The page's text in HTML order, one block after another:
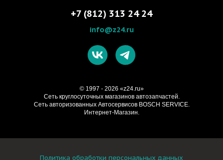
+7 (812) 313 24 24
info@z24.ru
© 1997 - 2026 «z24.ru»
Cеть круглосуточных магазинов автозапчастей.
Сеть авторизованных Автосервисов BOSCH SERVICE.
Интернет-Магазин.
Политика обработки персональных данных